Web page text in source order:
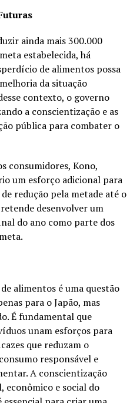
ainda mais 300.000
estabelecida, há
de alimentos possa
da situação
contexto, o governo
a conscientização e as
pública para combater o
consumidores, Kono,
um esforço adicional para
redução pela metade até o
desenvolver um
do ano como parte dos
alimentos é uma questão
para o Japão, mas
É fundamental que
unam esforços para
que reduzam o
responsável e
A conscientização
econômico e social do